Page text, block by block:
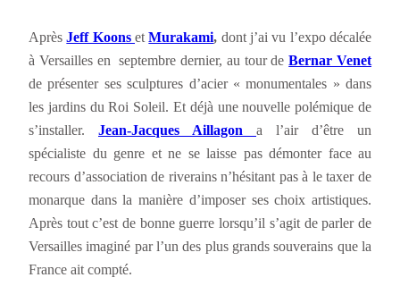
AprèsJeff KoonsetMurakami, dont j’ai vu l’expo décalée
à Versailles en septembre dernier, au tour deBernar Venet
de présenter ses sculptures d’acier « monumentales » dans
les jardins du Roi Soleil. Et déjà une nouvelle polémique de
s’installer. Jean-Jacques Aillagon a l’air d’être un
spécialiste du genre et ne se laisse pas démonter face au
recours d’association de riverains n’hésitant pas à le taxer de
monarque dans la manière d’imposer ses choix artistiques.
Après tout c’est de bonne guerre lorsqu’il s’agit de parler de
Versailles imaginé par l’un des plus grands souverains que la
France ait compté.